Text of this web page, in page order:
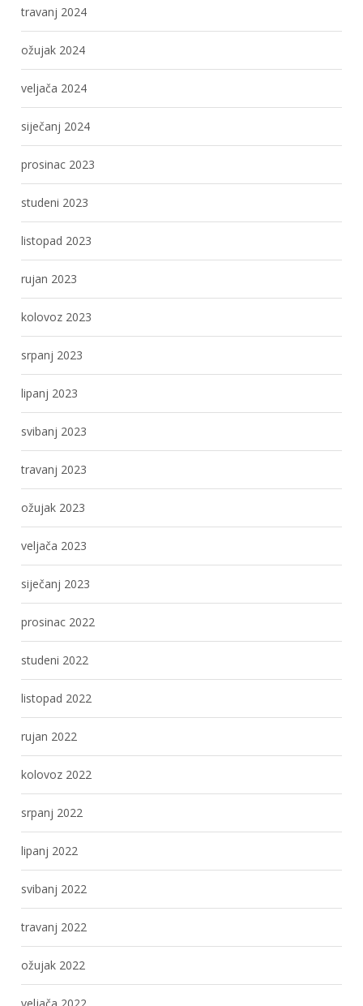
travanj 2024
ožujak 2024
veljača 2024
siječanj 2024
prosinac 2023
studeni 2023
listopad 2023
rujan 2023
kolovoz 2023
srpanj 2023
lipanj 2023
svibanj 2023
travanj 2023
ožujak 2023
veljača 2023
siječanj 2023
prosinac 2022
studeni 2022
listopad 2022
rujan 2022
kolovoz 2022
srpanj 2022
lipanj 2022
svibanj 2022
travanj 2022
ožujak 2022
veljača 2022